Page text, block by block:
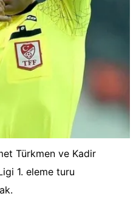
Türkmen ve Kadir
1. eleme turu